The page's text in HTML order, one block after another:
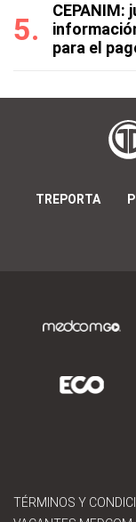
CEPANIM:
para el
TREPORTA
TÉRMINOS Y